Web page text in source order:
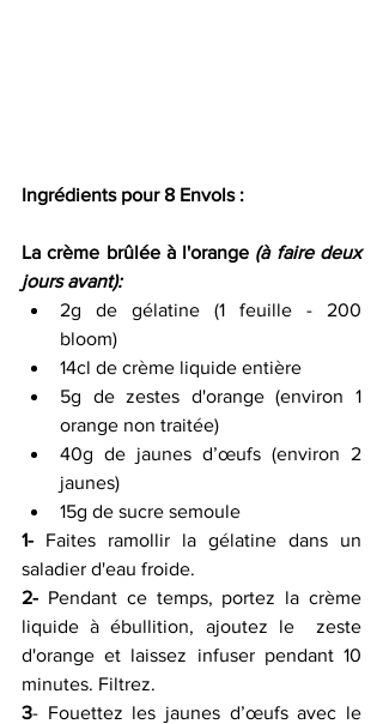
Ingrédients pour 8 Envols :
La crème brûlée à l'orange (à faire deux
jours avant):
2g de gélatine (1 feuille - 200
bloom)
14cl de crème liquide entière
5g de zestes d'orange (environ 1
orange non traitée)
40g de jaunes d’œufs (environ 2
jaunes)
15g de sucre semoule
1- Faites ramollir la gélatine dans un
saladier d'eau froide.
2- Pendant ce temps, portez la crème
liquide à ébullition, ajoutez le  zeste
d'orange et laissez infuser pendant 10
minutes. Filtrez.
3- Fouettez les jaunes d’œufs avec le